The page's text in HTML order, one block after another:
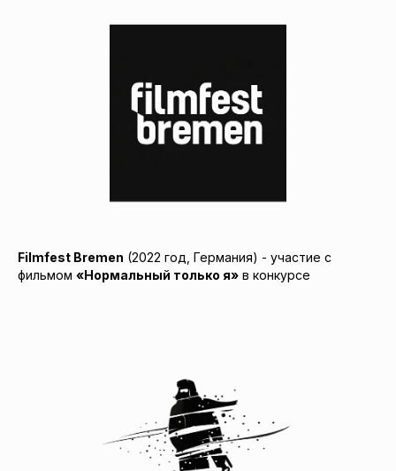
Filmfest Bremen (2022 год, Германия) - участие с
фильмом «Нормальный только я» в конкурсе